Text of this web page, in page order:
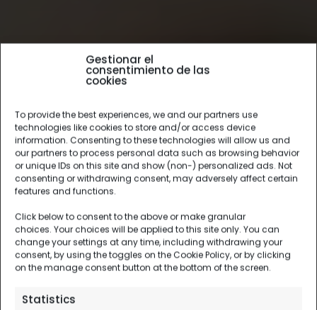
Gestionar el
consentimiento de las
cookies
To provide the best experiences, we and our partners use
technologies like cookies to store and/or access device
information. Consenting to these technologies will allow us and
our partners to process personal data such as browsing behavior
or unique IDs on this site and show (non-) personalized ads. Not
consenting or withdrawing consent, may adversely affect certain
features and functions.
Click below to consent to the above or make granular
choices. Your choices will be applied to this site only. You can
change your settings at any time, including withdrawing your
consent, by using the toggles on the Cookie Policy, or by clicking
on the manage consent button at the bottom of the screen.
Statistics